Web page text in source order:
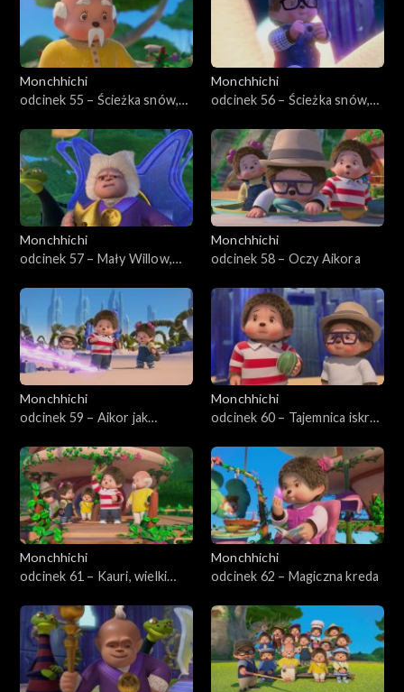
Monchhichi
odcinek 55 – Ścieżka snów,
Monchhichi
odcinek 56 – Ścieżka snów,
Monchhichi
odcinek 57 – Mały Willow,
Monchhichi
odcinek 58 – Oczy Aikora
Monchhichi
odcinek 59 – Aikor jak
Monchhichi
odcinek 60 – Tajemnica iskro-
Monchhichi
odcinek 61 – Kauri, wielki
Monchhichi
odcinek 62 – Magiczna kreda